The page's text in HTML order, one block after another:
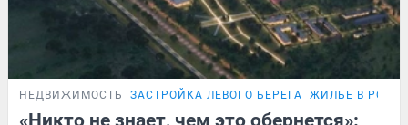
НЕДВИЖИМОСТЬ ЗАСТРОЙКА ЛЕВОГО БЕРЕГА ЖИЛЬЕ В
«Никто не знает, чем это обернется»: